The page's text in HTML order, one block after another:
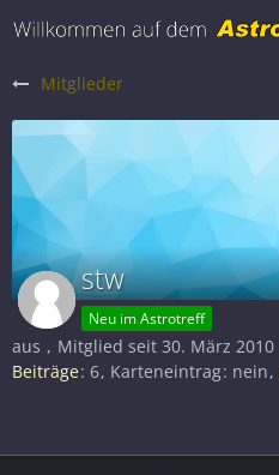
Mitglieder
stw
Neu im Astrotreff
aus
Mitglied seit 30. März 2010
Beiträge 6 Karteneintrag nein